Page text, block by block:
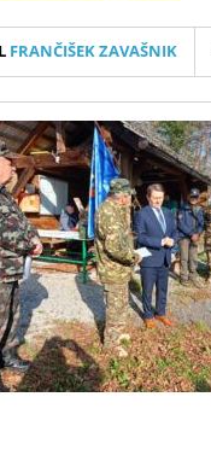
FRANČIŠEK ZAVAŠNIK